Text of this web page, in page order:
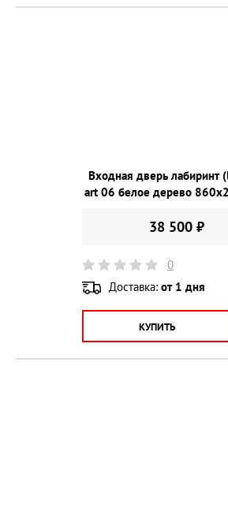
Входная дверь лабиринт
art 06 белое дерево
38 500 ₽
0
Доставка: от 1 дня
КУПИТЬ